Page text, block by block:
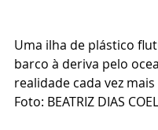
Uma ilha de plástico
barco à deriva pelo
realidade cada vez
Foto: BEATRIZ DIAS